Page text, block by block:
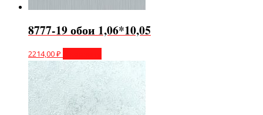
8777-19 обои 1,06*10,05
2214,00₽